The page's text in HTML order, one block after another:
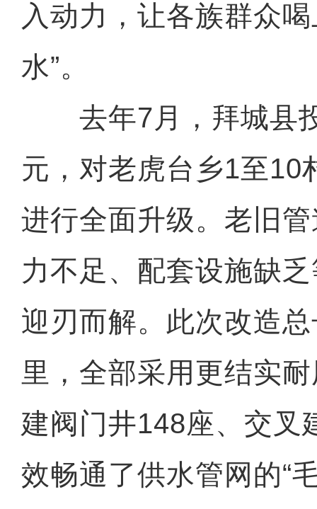
入动力，让各族群众喝
水”。
去年7月，拜城县
元，对老虎台乡1至10
进行全面升级。老旧
力不足、配套设施缺乏
迎刃而解。此次改造
里，全部采用更结实
建阀门井148座、交叉
效畅通了供水管网的“